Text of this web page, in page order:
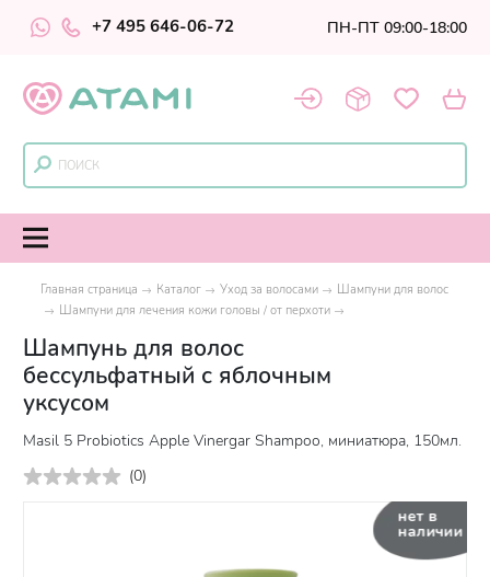
+7 495 646-06-72 ПН-ПТ 09:00-18:00
Главная страница Каталог Уход за волосами
Шампуни для волос
Шампуни для лечения кожи головы / от перхоти
Шампунь для волос
бессульфатный с яблочным
уксусом
Masil 5 Probiotics Apple Vinergar Shampoo, миниатюра, 150мл.
(0)
нет в
наличии